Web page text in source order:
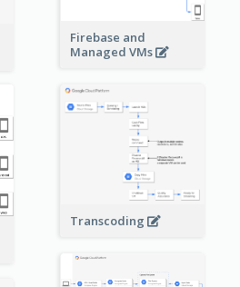
Firebase and
Managed VMs
Transcoding